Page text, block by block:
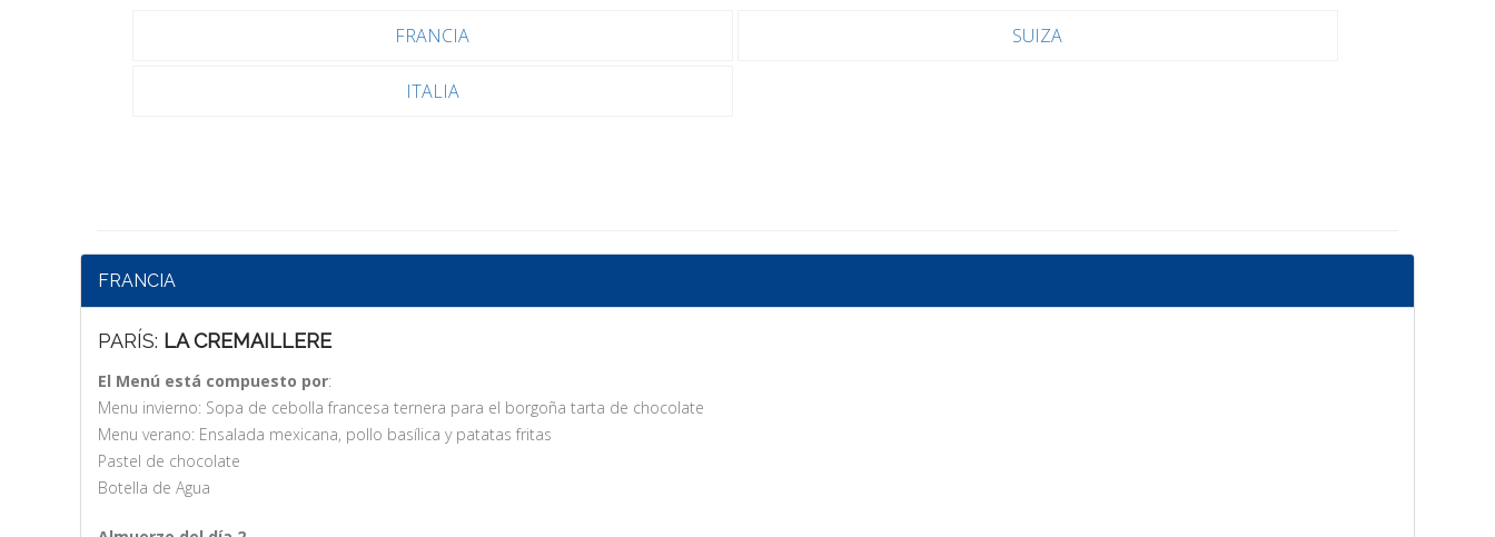
FRANCIA SUIZA
ITALIA
FRANCIA
PARÍS: LA CREMAILLERE
El Menú está compuesto por:
Menu invierno: Sopa de cebolla francesa ternera para el borgoña tarta de chocolate
Menu verano: Ensalada mexicana, pollo basílica y patatas fritas
Pastel de chocolate
Botella de Agua